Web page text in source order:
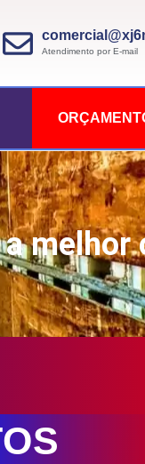
Atendimento por E-mail
melhor